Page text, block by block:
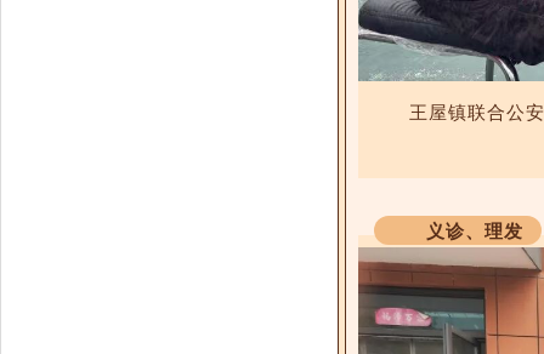
王屋镇联合公
义诊、理发